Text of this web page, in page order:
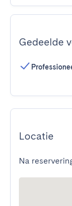
Gedeelde
Locatie
Na